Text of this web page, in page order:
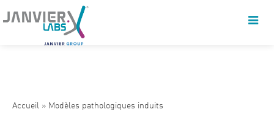
Accueil » Modèles pathologiques induits